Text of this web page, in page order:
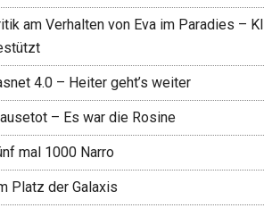
am Verhalten von Eva im Paradies – KI
4.0 – Heiter geht’s weiter
– Es war die Rosine
mal 1000 Narro
Platz der Galaxis